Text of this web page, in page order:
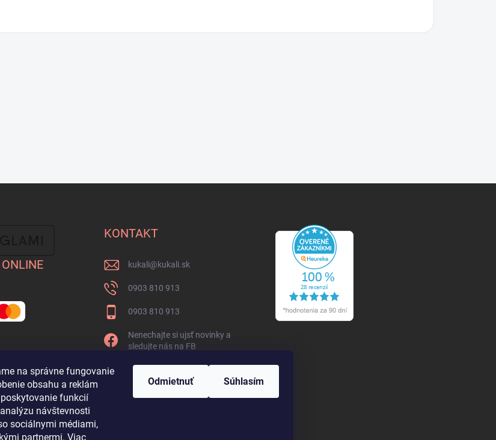
na správne fungovanie
obsahu a reklám
funkcií
návštevnosti
sociálnymi médiami,
partnermi. Viac
Odmietnuť Súhlasím
KONTAKT
kukali@kukali.sk
0903 810 913
0903 810 913
Nenechajte si ujsť novinky a
sledujte nás na FB
kukalishop